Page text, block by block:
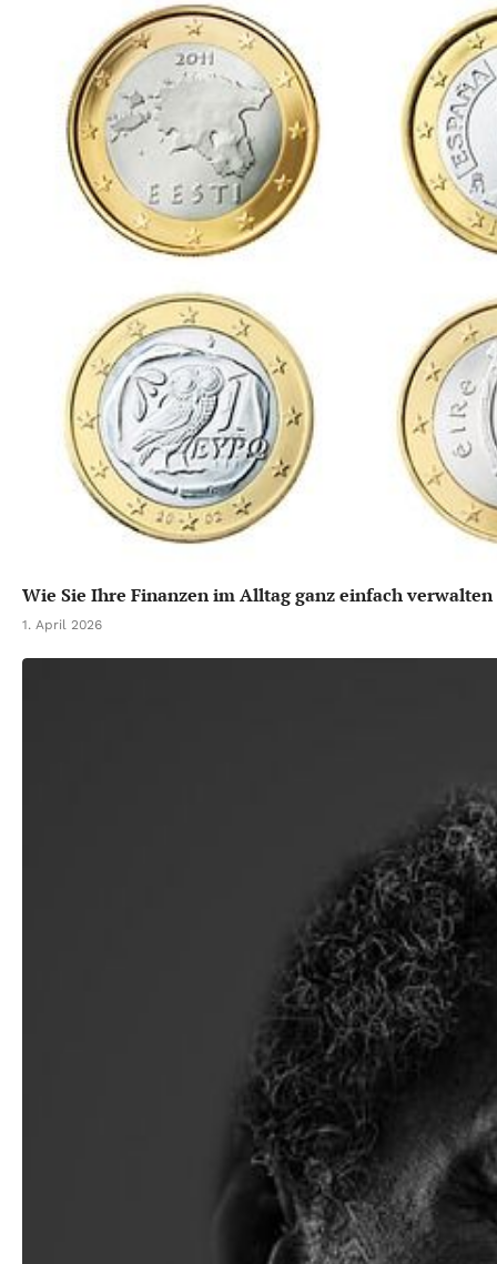
Wie Sie Ihre Finanzen im Alltag ganz einfach verwalten
1. April 2026